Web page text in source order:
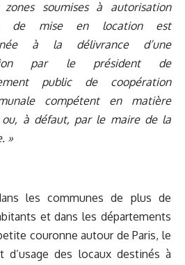
soumises à autorisation
de mise en location est
à la délivrance d’une
par le président de
public de coopération
compétent en matière
ou, à défaut, par le maire de la
»
les communes de plus de
et dans les départements
couronne autour de Paris, le
d’usage des locaux destinés à